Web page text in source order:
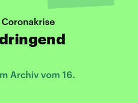
Archiv vom 16.